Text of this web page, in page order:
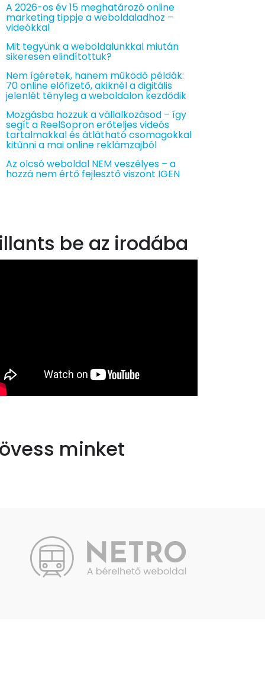
A 2026-os év 15 meghatározó online
marketing tippje a weboldaladhoz –
videókkal
Mit tegyünk a weboldalunkkal miután
sikeresen elindítottuk?
Nem ígéretek, hanem működő példák:
70 online előfizető, akiknél a digitális
jelenlét tényleg a weboldalon kezdődik
Mozgásba hozzuk a vállalkozásod – így
segít a ReelSopron erőteljes videós
tartalmakkal és átlátható csomagokkal
kitűnni a mai online reklámzajból
Az olcsó weboldal NEM veszélyes – a
hozzá nem értő fejlesztő viszont IGEN
be az irodába
minket